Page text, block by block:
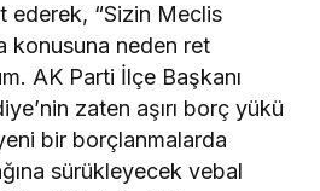
ederek, “Sizin Meclis
konusuna neden ret
AK Parti İlçe Başkanı
zaten aşırı borç yükü
bir borçlanmalarda
sürükleyecek vebal